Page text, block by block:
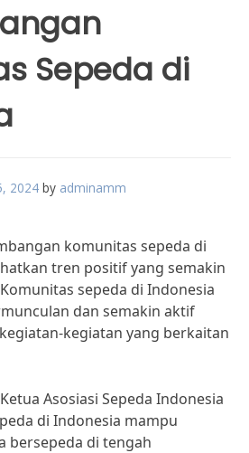
Sepeda di
2024 by adminamm
komunitas sepeda di
tren positif yang semakin
sepeda di Indonesia
dan semakin aktif
kegiatan yang berkaitan
Asosiasi Sepeda Indonesia
di Indonesia mampu
bersepeda di tengah